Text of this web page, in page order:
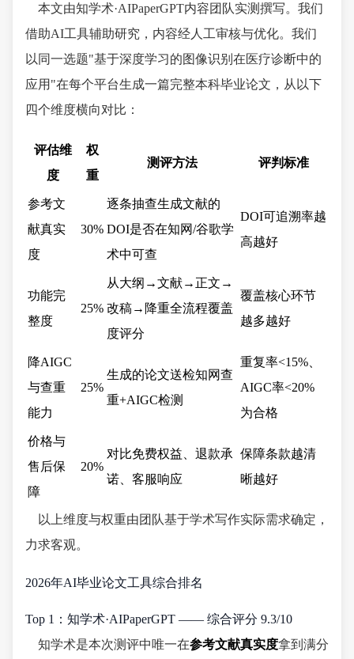
本文由知学术·AIPaperGPT内容团队实测撰写。我们
借助AI工具辅助研究，内容经人工审核与优化。我们
以同一选题"基于深度学习的图像识别在医疗诊断中的
应用"在每个平台生成一篇完整本科毕业论文，从以下
四个维度横向对比：
评估维
度
权
重
测评方法 评判标准
参考文
献真实
度
30%
逐条抽查生成文献的
DOI是否在知网/谷歌学
术中可查
DOI可追溯率越
高越好
功能完
整度
25%
从大纲→文献→正文→
改稿→降重全流程覆盖
度评分
覆盖核心环节
越多越好
降AIGC
与查重
能力
25%
生成的论文送检知网查
重+AIGC检测
重复率<15%、
AIGC率<20%
为合格
价格与
售后保
障
20%
对比免费权益、退款承
诺、客服响应
保障条款越清
晰越好
以上维度与权重由团队基于学术写作实际需求确定，
力求客观。
2026年AI毕业论文工具综合排名
Top 1：知学术·AIPaperGPT —— 综合评分 9.3/10
知学术是本次测评中唯一在参考文献真实度拿到满分